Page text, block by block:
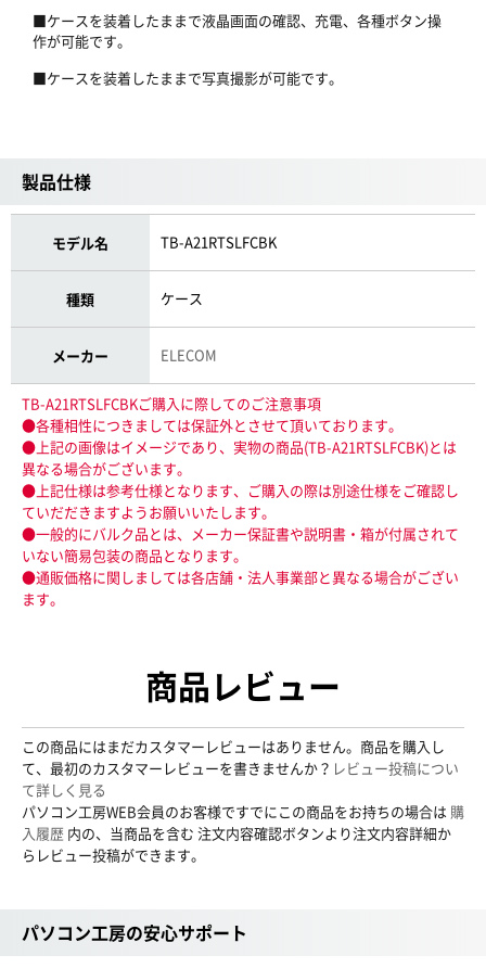
■ケースを装着したままで液晶画面の確認、充電、各種ボタン操
作が可能です。
■ケースを装着したままで写真撮影が可能です。
製品仕様
モデル名 TB-A21RTSLFCBK
種類 ケース
メーカー ELECOM
TB-A21RTSLFCBKご購入に際してのご注意事項
●各種相性につきましては保証外とさせて頂いております。
●上記の画像はイメージであり、実物の商品(TB-A21RTSLFCBK)とは
異なる場合がございます。
●上記仕様は参考仕様となります、ご購入の際は別途仕様をご確認し
ていだだきますようお願いいたします。
●一般的にバルク品とは、メーカー保証書や説明書・箱が付属されて
いない簡易包装の商品となります。
●通販価格に関しましては各店舗・法人事業部と異なる場合がござい
ます。
商品レビュー
この商品にはまだカスタマーレビューはありません。商品を購入し
て、最初のカスタマーレビューを書きませんか？ レビュー投稿につい
て詳しく見る
パソコン工房WEB会員のお客様ですでにこの商品をお持ちの場合は 購
入履歴 内の、当商品を含む 注文内容確認ボタンより注文内容詳細か
らレビュー投稿ができます。
パソコン工房の安心サポート